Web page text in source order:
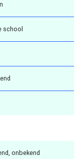
school
onbekend